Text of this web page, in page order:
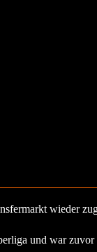
wieder
und war